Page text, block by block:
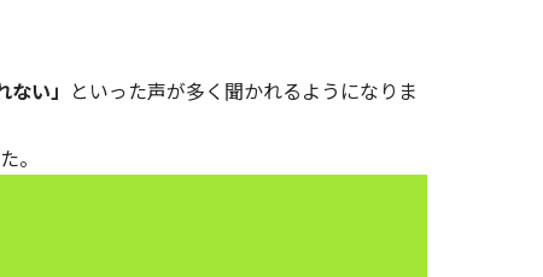
い」 といった声が多く聞かれるようになりま
。